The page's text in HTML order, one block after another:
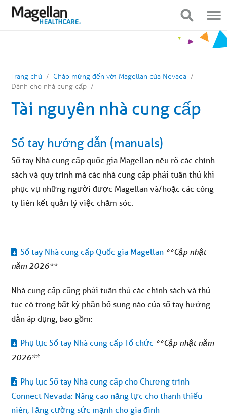
đang
dung
hướng
Trang chủ
Chào mừng đến với Magellan của Nevada
Dành cho nhà cung cấp
Tài nguyên nhà cung cấp
Sổ tay hướng dẫn (manuals)
Sổ tay Nhà cung cấp quốc gia Magellan nêu rõ các chính
sách và quy trình mà các nhà cung cấp phải tuân thủ khi
phục vụ những người được Magellan và/hoặc các công
ty liên kết quản lý việc chăm sóc.
Sổ tay Nhà cung cấp Quốc gia Magellan **Cập nhật
năm 2026**
Nhà cung cấp cũng phải tuân thủ các chính sách và thủ
tục có trong bất kỳ phần bổ sung nào của sổ tay hướng
dẫn áp dụng, bao gồm:
Phụ lục Sổ tay Nhà cung cấp Tổ chức **Cập nhật năm
2026**
Phụ lục Sổ tay Nhà cung cấp cho Chương trình
Connect Nevada: Nâng cao năng lực cho thanh thiếu
niên, Tăng cường sức mạnh cho gia đình